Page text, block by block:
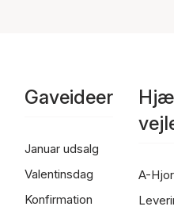
Gaveideer
Januar udsalg
Valentinsdag
Konfirmation
A-